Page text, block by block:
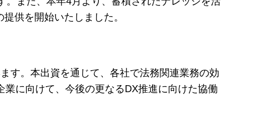
供を開始いたしました。
す。本出資を通じて、各社で法務関連業務の効
に向けて、今後の更なるDX推進に向けた協働